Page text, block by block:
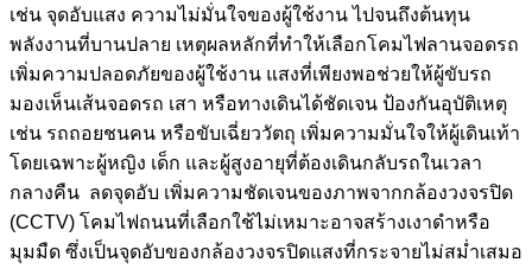
เช่น จุดอับแสง ความไม่มั่นใจของผู้ใช้งาน ไปจนถึงต้นทุน
พลังงานที่บานปลาย เหตุผลหลักที่ทำให้เลือกโคมไฟลานจอดรถ
เพิ่มความปลอดภัยของผู้ใช้งาน แสงที่เพียงพอช่วยให้ผู้ขับรถ
มองเห็นเส้นจอดรถ เสา หรือทางเดินได้ชัดเจน ป้องกันอุบัติเหตุ
เช่น รถถอยชนคน หรือขับเฉี่ยววัตถุ เพิ่มความมั่นใจให้ผู้เดินเท้า
โดยเฉพาะผู้หญิง เด็ก และผู้สูงอายุที่ต้องเดินกลับรถในเวลา
กลางคืน ลดจุดอับ เพิ่มความชัดเจนของภาพจากกล้องวงจรปิด
(CCTV) โคมไฟถนนที่เลือกใช้ไม่เหมาะอาจสร้างเงาดำหรือ
มุมมืด ซึ่งเป็นจุดอับของกล้องวงจรปิดแสงที่กระจายไม่สม่ำเสมอ